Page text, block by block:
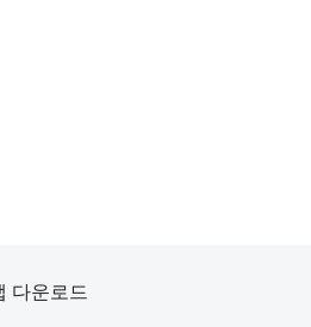
다운로드